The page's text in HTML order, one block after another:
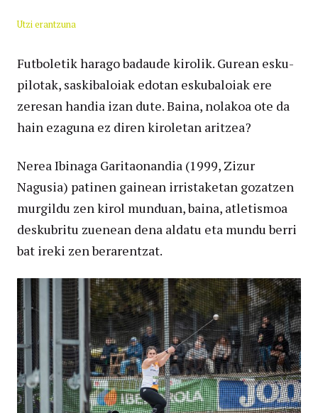
Utzi erantzuna
Futboletik harago badaude kirolik. Gurean esku-
pilotak, saskibaloiak edotan eskubaloiak ere
zeresan handia izan dute. Baina, nolakoa ote da
hain ezaguna ez diren kiroletan aritzea?
Nerea Ibinaga Garitaonandia (1999, Zizur
Nagusia) patinen gainean irristaketan gozatzen
murgildu zen kirol munduan, baina, atletismoa
deskubritu zuenean dena aldatu eta mundu berri
bat ireki zen berarentzat.